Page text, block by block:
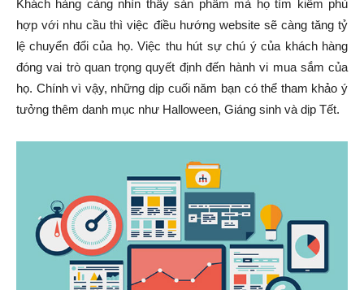
Khách hàng càng nhìn thấy sản phẩm mà họ tìm kiếm phù
hợp với nhu cầu thì việc điều hướng website sẽ càng tăng tỷ
lệ chuyển đổi của họ. Việc thu hút sự chú ý của khách hàng
đóng vai trò quan trọng quyết định đến hành vi mua sắm của
họ. Chính vì vậy, những dịp cuối năm bạn có thể tham khảo ý
tưởng thêm danh mục như Halloween, Giáng sinh và dịp Tết.